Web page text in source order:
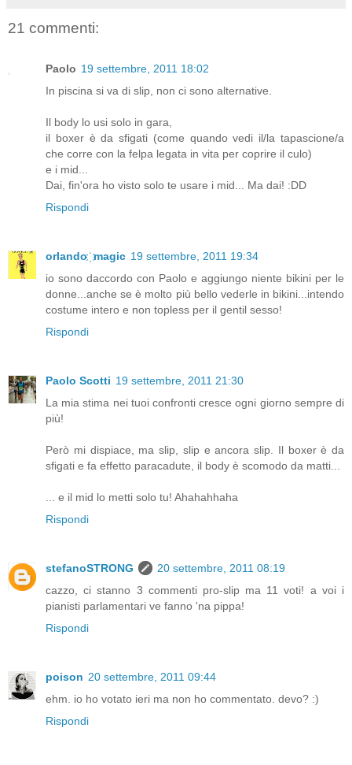
21 commenti:
Paolo 19 settembre, 2011 18:02
In piscina si va di slip, non ci sono alternative.
Il body lo usi solo in gara,
il boxer è da sfigati (come quando vedi il/la tapascione/a
che corre con la felpa legata in vita per coprire il culo)
e i mid...
Dai, fin'ora ho visto solo te usare i mid... Ma dai! :DD
Rispondi
orlando ҉ magic 19 settembre, 2011 19:34
io sono daccordo con Paolo e aggiungo niente bikini per le
donne...anche se è molto più bello vederle in bikini...intendo
costume intero e non topless per il gentil sesso!
Rispondi
Paolo Scotti 19 settembre, 2011 21:30
La mia stima nei tuoi confronti cresce ogni giorno sempre di
più!
Però mi dispiace, ma slip, slip e ancora slip. Il boxer è da
sfigati e fa effetto paracadute, il body è scomodo da matti...
... e il mid lo metti solo tu! Ahahahhaha
Rispondi
stefanoSTRONG
20 settembre, 2011 08:19
cazzo, ci stanno 3 commenti pro-slip ma 11 voti! a voi i
pianisti parlamentari ve fanno 'na pippa!
Rispondi
poison 20 settembre, 2011 09:44
ehm. io ho votato ieri ma non ho commentato. devo? :)
Rispondi